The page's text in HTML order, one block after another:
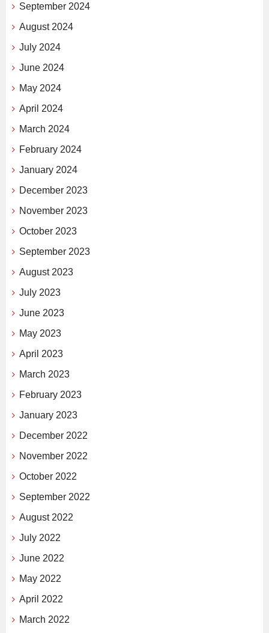
September 2024
August 2024
July 2024
June 2024
May 2024
April 2024
March 2024
February 2024
January 2024
December 2023
November 2023
October 2023
September 2023
August 2023
July 2023
June 2023
May 2023
April 2023
March 2023
February 2023
January 2023
December 2022
November 2022
October 2022
September 2022
August 2022
July 2022
June 2022
May 2022
April 2022
March 2022